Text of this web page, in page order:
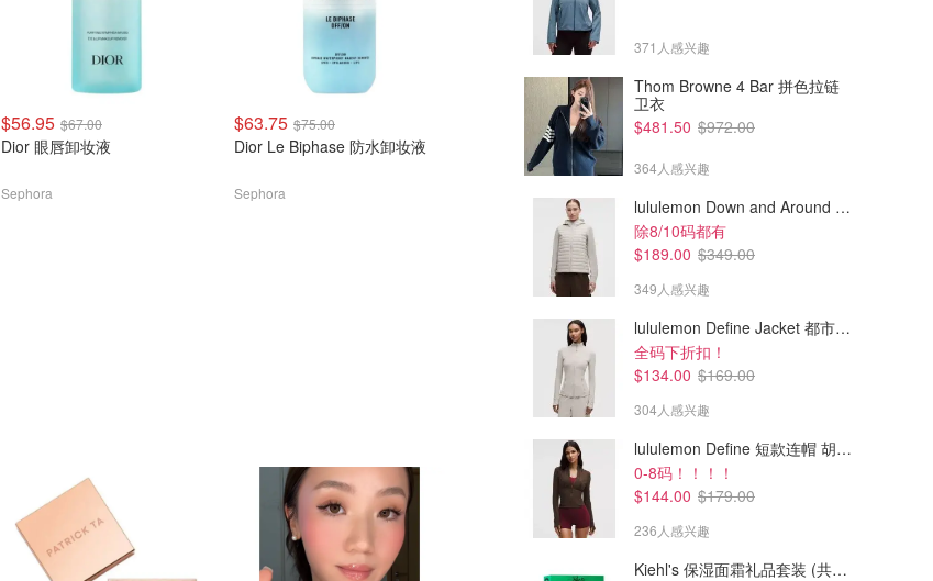
$56.95 $67.00
Dior 眼唇卸妆液
Sephora
$63.75 $75.00
Dior Le Biphase 防水卸妆液
Sephora
$70.00
ALPHA-H Melting Moment 卸
妆膏 橙香限量版
$24.48
节日限定
371人感兴趣
Thom Browne 4 Bar 拼色拉链
卫衣
$481.50 $972.00
364人感兴趣
lululemon Down and Around 羽绒夹克
除8/10码都有
$189.00 $349.00
349人感兴趣
lululemon Define Jacket 都市沙棕
全码下折扣！
$134.00 $169.00
304人感兴趣
lululemon Define 短款连帽 胡桃棕
0-8码！！！！
$144.00 $179.00
236人感兴趣
Kiehl's 保湿面霜礼品套装 (共200ml)